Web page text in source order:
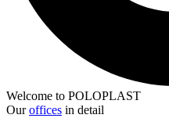
Welcome to POLOPLAST
Ouroffices in detail